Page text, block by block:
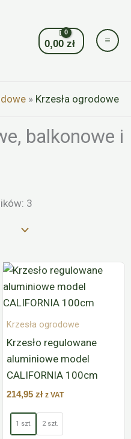
0,00zł
» Krzesła ogrodowe
balkonowe i
3
Krzesła ogrodowe
Krzesło regulowane
aluminiowe model
CALIFORNIA 100cm
214,95 zł z VAT
1 szt. 2 szt.
Ten
produkt
ma
wiele
na
stronie
produktu